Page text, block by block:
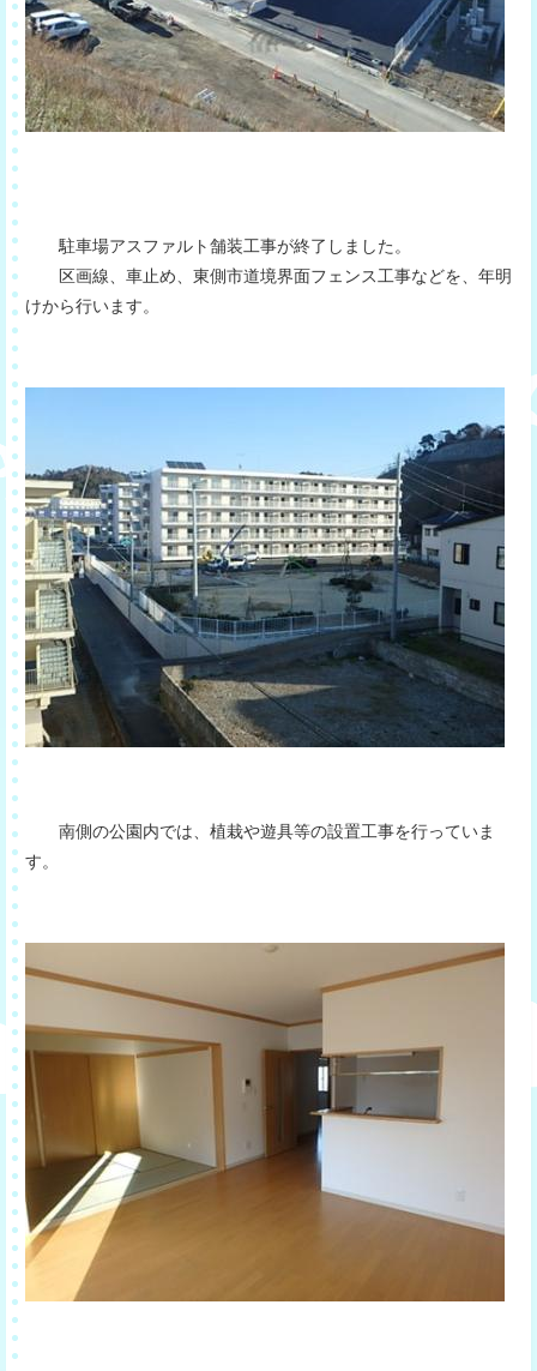
駐車場アスファルト舗装工事が終了しました。
区画線、車止め、東側市道境界面フェンス工事などを、年明
けから行います。
南側の公園内では、植栽や遊具等の設置工事を行っていま
す。